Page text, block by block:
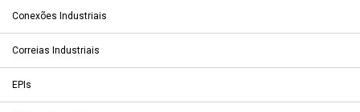
Conexões Industriais
Correias Industriais
EPIs